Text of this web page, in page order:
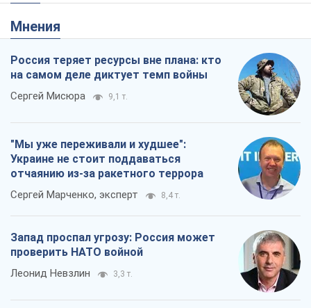
Мнения
Россия теряет ресурсы вне плана: кто
на самом деле диктует темп войны
Сергей Мисюра 9,1 т.
"Мы уже переживали и худшее":
Украине не стоит поддаваться
отчаянию из-за ракетного террора
Сергей Марченко, эксперт 8,4 т.
Запад проспал угрозу: Россия может
проверить НАТО войной
Леонид Невзлин 3,3 т.